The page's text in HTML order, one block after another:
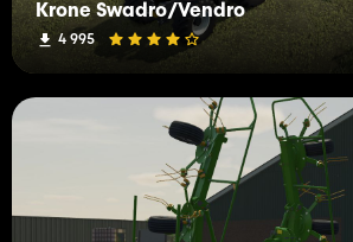
Krone Swadro/Vendro
4 995